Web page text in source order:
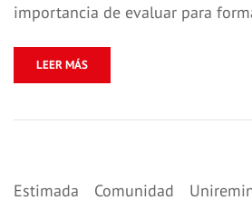
importancia de evaluar para
LEER MÁS
Estimada Comunidad